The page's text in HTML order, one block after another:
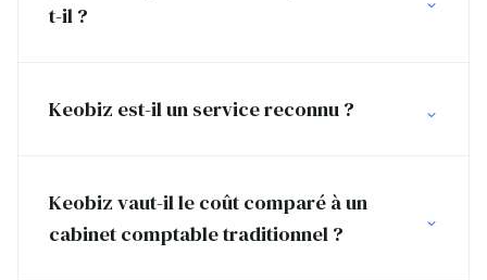
t-il ?
Keobiz est-il un service reconnu ?
Keobiz vaut-il le coût comparé à un
cabinet comptable traditionnel ?